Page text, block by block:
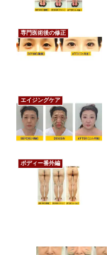
専門医術後の修正
エイジングケア
ボディー番外編